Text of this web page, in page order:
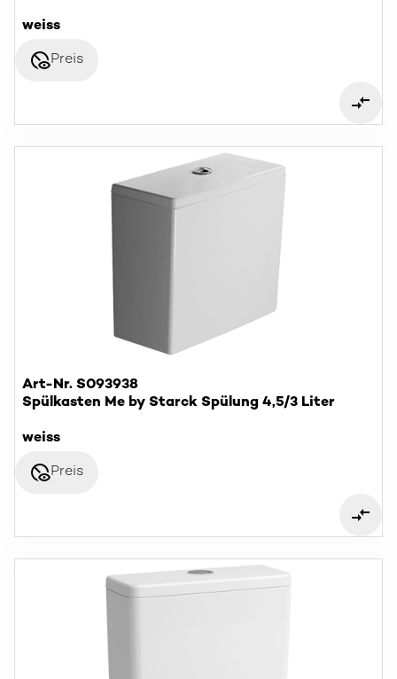
weiss
disabled_visiblePreis
Art-Nr. S093938
Spülkasten Me by Starck Spülung 4,5/3 Liter
weiss
disabled_visiblePreis